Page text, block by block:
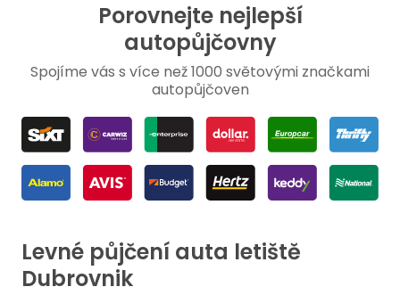
Porovnejte nejlepší
autopůjčovny
Spojíme vás s více než 1000 světovými značkami
autopůjčoven
Levné půjčení auta letiště
Dubrovnik